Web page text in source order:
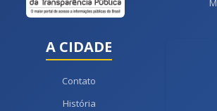
A CIDADE
Contato
História